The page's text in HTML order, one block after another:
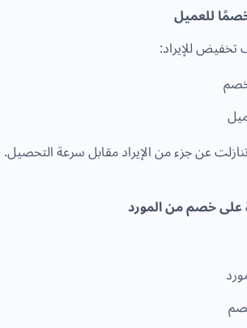
للعميل
للإيراد:
عن جزء من الإيراد مقابل سرعة التحصيل.
على خصم من المورد